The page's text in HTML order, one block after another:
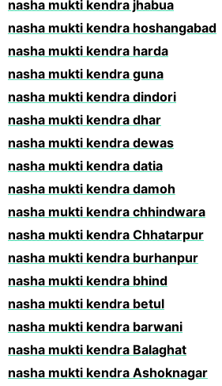
nasha mukti kendra jhabua
nasha mukti kendra hoshangabad
nasha mukti kendra harda
nasha mukti kendra guna
nasha mukti kendra dindori
nasha mukti kendra dhar
nasha mukti kendra dewas
nasha mukti kendra datia
nasha mukti kendra damoh
nasha mukti kendra chhindwara
nasha mukti kendra Chhatarpur
nasha mukti kendra burhanpur
nasha mukti kendra bhind
nasha mukti kendra betul
nasha mukti kendra barwani
nasha mukti kendra Balaghat
nasha mukti kendra Ashoknagar